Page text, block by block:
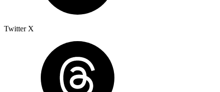
Twitter X